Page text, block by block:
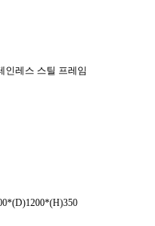
인레스 스틸 프레임